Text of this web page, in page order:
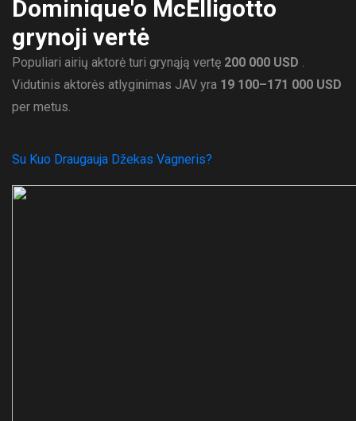
Dominique'o McElligotto
grynoji vertė
Populiari airių aktorė turi grynąją vertę 200 000 USD .
Vidutinis aktorės atlyginimas JAV yra 19 100–171 000 USD
per metus.
Su Kuo Draugauja Džekas Vagneris?